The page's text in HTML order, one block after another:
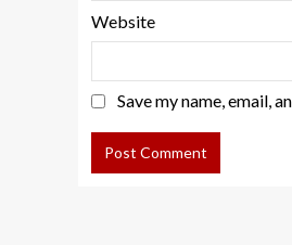
Website
Save my name, email,